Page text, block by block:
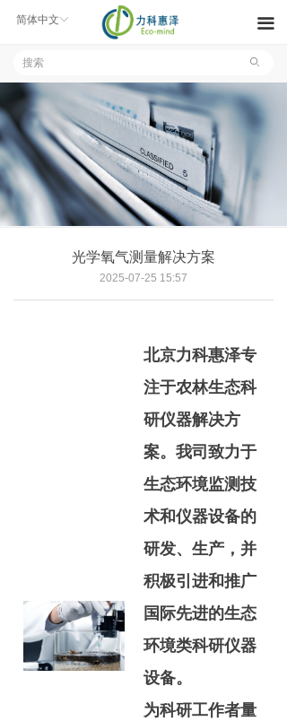
끀
产品中心
解决方案
新闻中心
关于我们
联系我们
文件下载
ꀅ
简体中文
ꄙ
光学氧气测量解决方案
北京力科惠泽专
注于农林生态科
研仪器解决方
案。我司致力于
生态环境监测技
术和仪器设备的
研发、生产，并
积极引进和推广
国际先进的生态
环境类科研仪器
设备。
为科研工作者量
2025-07-25 15:57